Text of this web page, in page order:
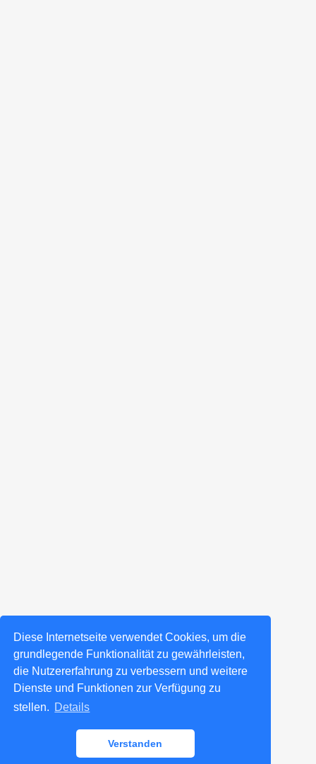
Diese Internetseite verwendet Cookies, um die
grundlegende Funktionalität zu gewährleisten,
die Nutzererfahrung zu verbessern und weitere
Dienste und Funktionen zur Verfügung zu
stellen. Details
Verstanden